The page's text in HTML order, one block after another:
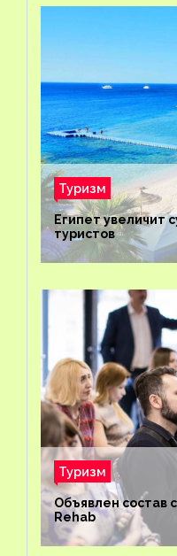
Туризм
Египет увеличит
туристов
Туризм
Объявлен состав
Rehab